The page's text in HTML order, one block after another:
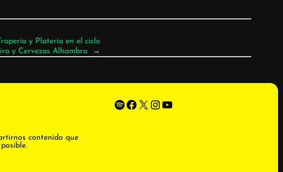
y Platería en el ciclo
y Cervezas Alhambra
→
contenido que
Spotify Facebook X Instagram YouTube